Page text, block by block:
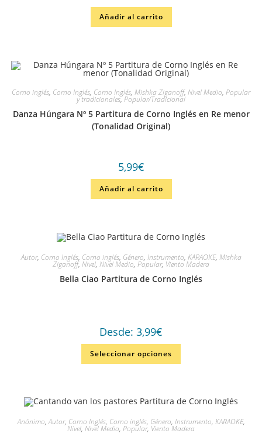
Añadir al carrito
Corno inglés, Corno Inglés, Corno Inglés, Mishka Ziganoff, Nivel Medio, Popular
y tradicionales,Popular/Tradicional
Danza Húngara Nº 5 Partitura de Corno Inglés en Re menor
(Tonalidad Original)
5,99€
Añadir al carrito
Autor, Corno Inglés, Corno inglés, Género, Instrumento, KARAOKE, Mishka
Ziganoff, Nivel, Nivel Medio, Popular, Viento Madera
Bella Ciao Partitura de Corno Inglés
Desde: 3,99€
Seleccionar opciones
Anónimo,Autor, Corno Inglés, Corno inglés, Género, Instrumento, KARAOKE,
Nivel, Nivel Medio, Popular, Viento Madera